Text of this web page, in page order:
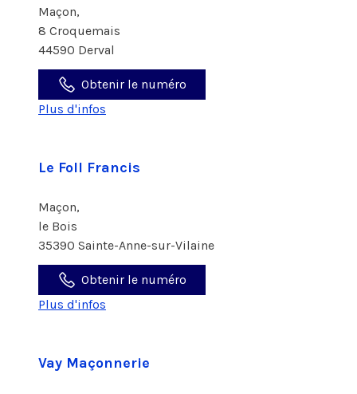
Maçon,
8 Croquemais
44590 Derval
Obtenir le numéro
Plus d'infos
Le Foll Francis
Maçon,
le Bois
35390 Sainte-Anne-sur-Vilaine
Obtenir le numéro
Plus d'infos
Vay Maçonnerie